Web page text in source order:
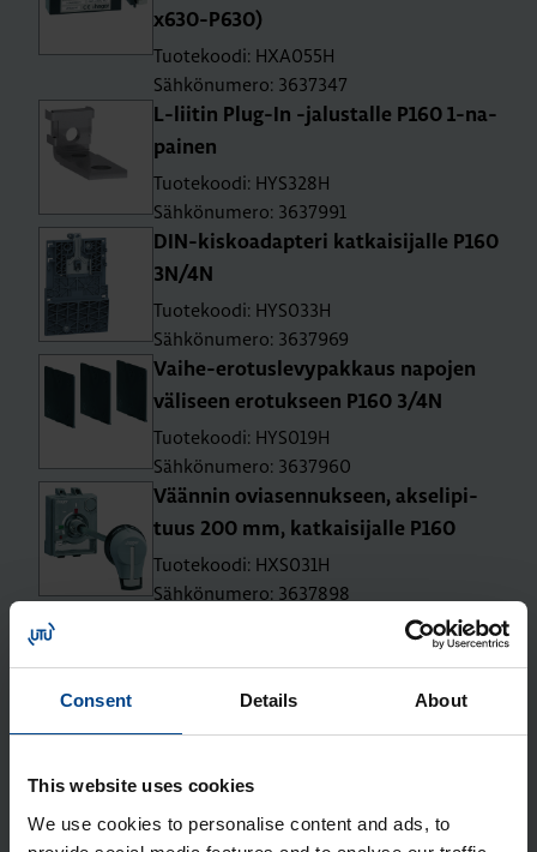
Consent Details About
This website uses cookies
We use cookies to personalise content and ads, to
x630-P630)
Tuotekoodi: HXA055H
Sähkönumero: 3637347
L-lii­tin Plug-In -ja­lus­tal­le P160 1-na­
pai­nen
Tuotekoodi: HYS328H
Sähkönumero: 3637991
DIN-kis­koa­dap­te­ri kat­kai­si­jal­le P160
3N/4N
Tuotekoodi: HYS033H
Sähkönumero: 3637969
Vai­he-ero­tus­le­vy­pak­kaus na­po­jen
vä­li­seen ero­tuk­seen P160 3/4N
Tuotekoodi: HYS019H
Sähkönumero: 3637960
Vään­nin ovia­sen­nuk­seen, ak­se­li­pi­
tuus 200 mm, kat­kai­si­jal­le P160
Tuotekoodi: HXS031H
Sähkönumero: 3637898
Vään­nin suo­ra-asen­nus kat­kai­si­jal­le
Tuotekoodi: HXS030H
ko­pa­loil­le P160 3N
Tuotekoodi: HYS021H